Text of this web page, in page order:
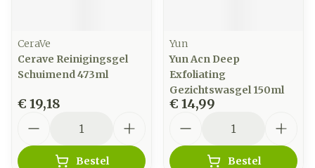
CeraVe
Cerave Reinigingsgel
Schuimend 473ml
€ 19,18
Bestel
Yun
Yun Acn Deep
Exfoliating
Gezichtswasgel 150ml
€ 14,99
Bestel